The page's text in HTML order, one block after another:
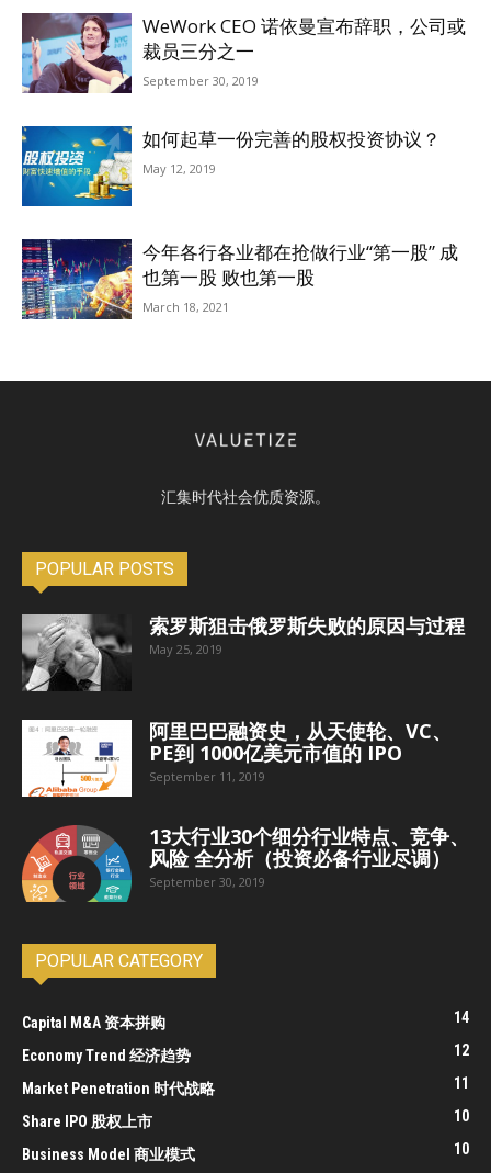
WeWork CEO 诺依曼宣布辞职，公司或
裁员三分之一
September 30, 2019
如何起草一份完善的股权投资协议？
May 12, 2019
今年各行各业都在抢做行业“第一股” 成
也第一股 败也第一股
March 18, 2021
汇集时代社会优质资源。
POPULAR POSTS
索罗斯狙击俄罗斯失败的原因与过程
May 25, 2019
阿里巴巴融资史，从天使轮、VC、
PE到 1000亿美元市值的 IPO
September 11, 2019
13大行业30个细分行业特点、竞争、
风险 全分析（投资必备行业尽调）
September 30, 2019
POPULAR CATEGORY
Capital M&A 资本拼购 14
Economy Trend 经济趋势 12
Market Penetration 时代战略 11
Share IPO 股权上市 10
Business Model 商业模式 10